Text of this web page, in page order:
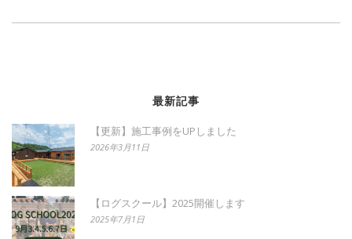
最新記事
【更新】施工事例をUPしました
2026年3月11日
【ログスクール】2025開催します
2025年7月1日